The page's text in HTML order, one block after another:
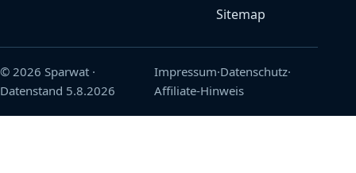
Sitemap
© 2026 Sparwat ·
Datenstand 5.8.2026
Impressum·Datenschutz·
Affiliate-Hinweis